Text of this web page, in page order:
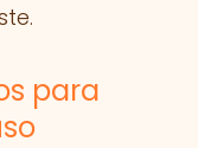
para